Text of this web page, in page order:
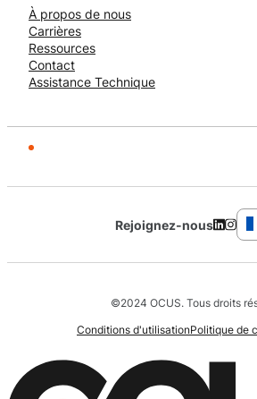
À propos de nous
Carrières
Ressources
Contact
Assistance Technique
©2024 OCUS. Tous droits
Conditions d'utilisationPolitique de
Rejoignez-nous